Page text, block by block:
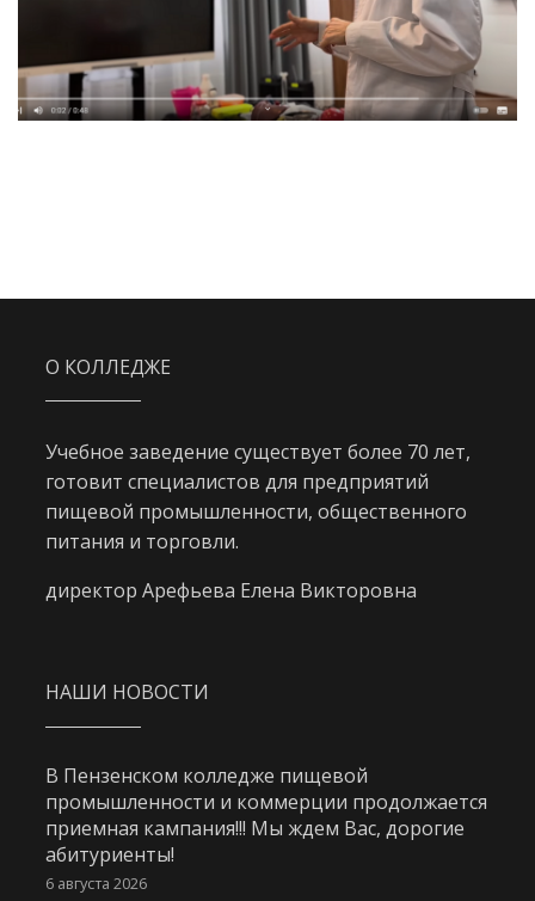
О КОЛЛЕДЖЕ
Учебное заведение существует более 70 лет,
готовит специалистов для предприятий
пищевой промышленности, общественного
питания и торговли.
директор Арефьева Елена Викторовна
НАШИ НОВОСТИ
В Пензенском колледже пищевой
промышленности и коммерции продолжается
приемная кампания!!! Мы ждем Вас, дорогие
абитуриенты!
6 августа 2026